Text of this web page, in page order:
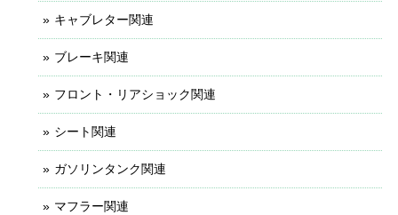
キャブレター関連
ブレーキ関連
フロント・リアショック関連
シート関連
ガソリンタンク関連
マフラー関連